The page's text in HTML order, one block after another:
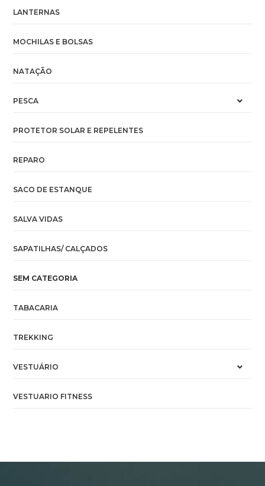
LANTERNAS
MOCHILAS E BOLSAS
NATAÇÃO
PESCA
PROTETOR SOLAR E REPELENTES
REPARO
SACO DE ESTANQUE
SALVA VIDAS
SAPATILHAS/ CALÇADOS
SEM CATEGORIA
TABACARIA
TREKKING
VESTUÁRIO
VESTUARIO FITNESS